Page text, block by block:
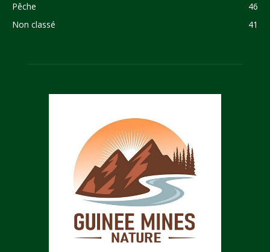
Pêche
46
Non classé
41